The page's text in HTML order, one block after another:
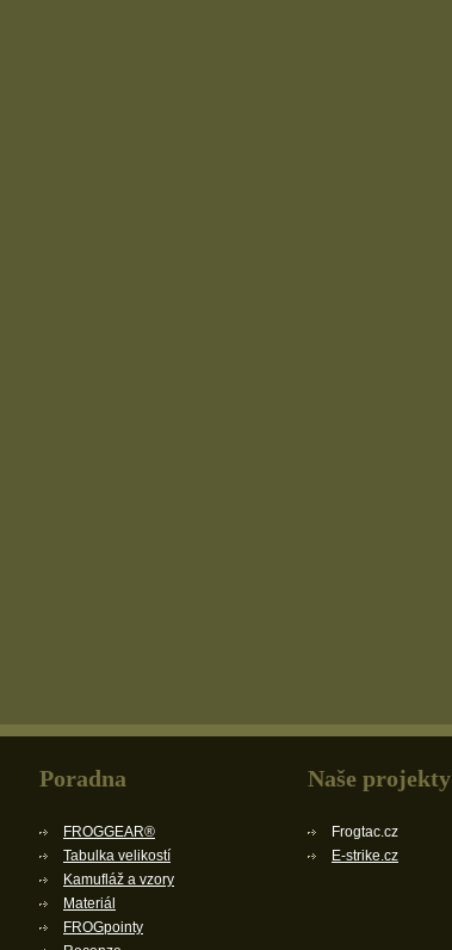
Poradna
FROGGEAR®
Tabulka velikostí
Kamufláž a vzory
Materiál
FROGpointy
Naše projekty
Frogtac.cz
E-strike.cz